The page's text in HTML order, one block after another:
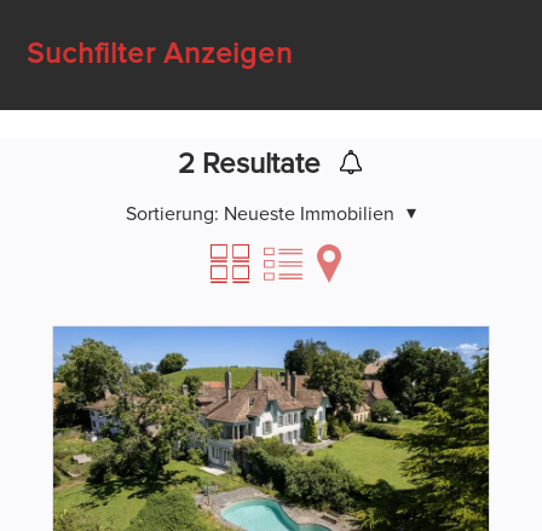
Suchfilter Anzeigen
2 Resultate
Sortierung: Neueste Immobilien